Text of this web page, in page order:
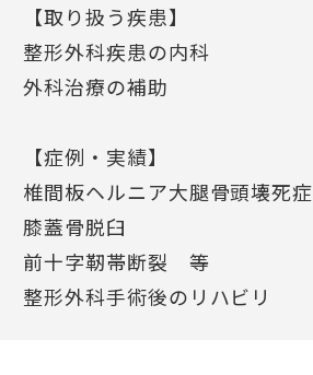
【取り扱う疾患】
整形外科疾患の内科
外科治療の補助
【症例・実績】
椎間板ヘルニア大腿骨頭壊死症
膝蓋骨脱臼
前十字靭帯断裂 等
整形外科手術後のリハビリ